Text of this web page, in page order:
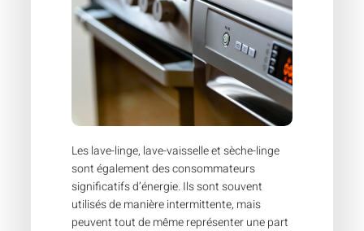
Les lave-linge, lave-vaisselle et sèche-linge
sont également des consommateurs
significatifs d’énergie. Ils sont souvent
utilisés de manière intermittente, mais
peuvent tout de même représenter une part